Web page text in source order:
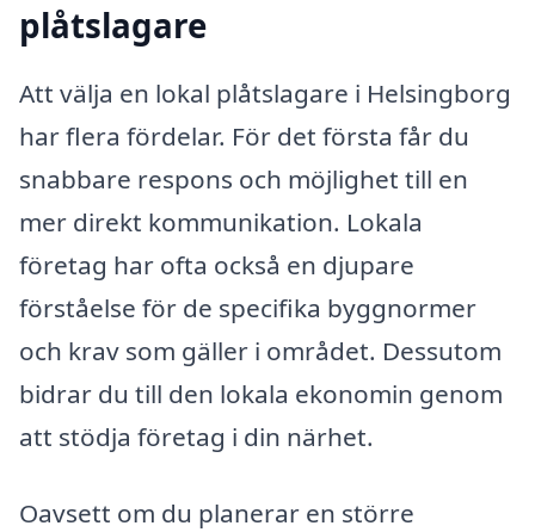
plåtslagare
Att välja en lokal plåtslagare i Helsingborg
har flera fördelar. För det första får du
snabbare respons och möjlighet till en
mer direkt kommunikation. Lokala
företag har ofta också en djupare
förståelse för de specifika byggnormer
och krav som gäller i området. Dessutom
bidrar du till den lokala ekonomin genom
att stödja företag i din närhet.
Oavsett om du planerar en större